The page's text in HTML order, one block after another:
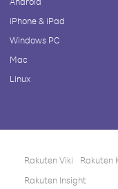
iPhone & iPad
Windows PC
Mac
Linux
Rakuten Viki Rakuten
Rakuten Insight